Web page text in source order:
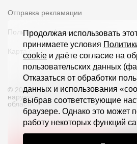
Отправка рекламации
Политика конфиденциальности
Карта сайта
© 2026 ООО «Дёке Экстружн» -
наружной отделки загородных домов
области и по всей РФ
Продолжая использовать
принимаете условия
cookie и даёте согласие на
пользовательских данных
Отказаться от обработки
данных и использования
выбрав соответствующие
браузере. Однако это может
работу некоторых функций